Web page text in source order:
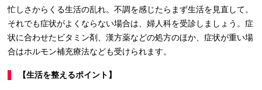
忙しさからくる生活の乱れ。不調を感じたらまず生活を見直して。
それでも症状がよくならない場合は、婦人科を受診しましょう。症
状に合わせたビタミン剤、漢方薬などの処方のほか、症状が重い場
合はホルモン補充療法なども受けられます。
【生活を整えるポイント】